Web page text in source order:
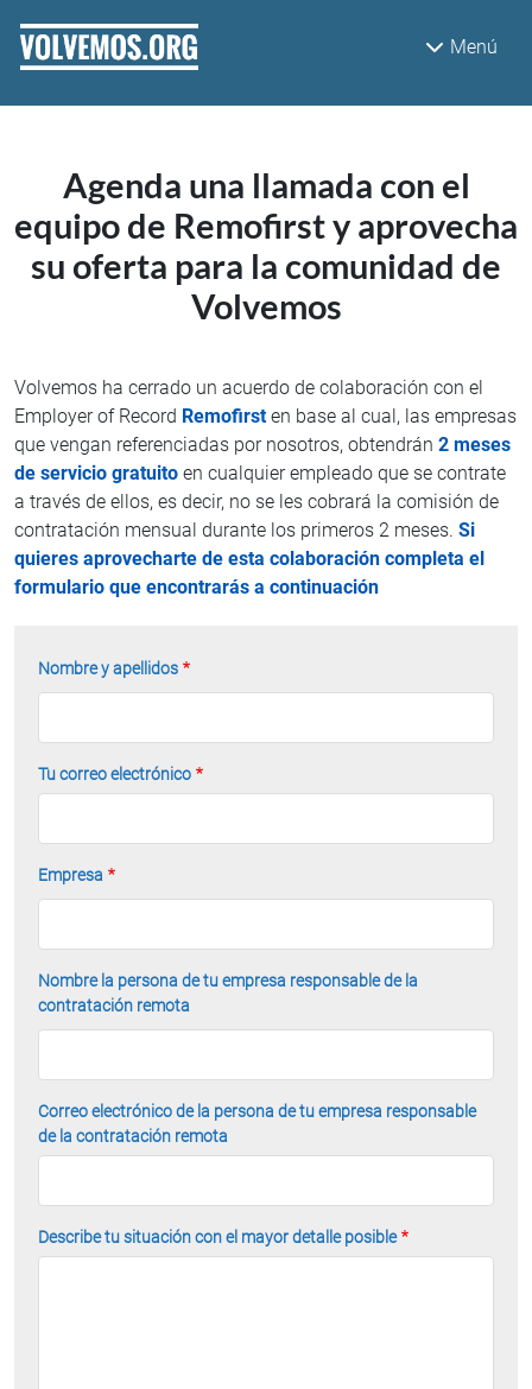
Menú
Agenda una llamada con el
equipo de Remofirst y aprovecha
su oferta para la comunidad de
Volvemos
Volvemos ha cerrado un acuerdo de colaboración con el
Employer of Record Remofirsten base al cual, las empresas
que vengan referenciadas por nosotros, obtendrán 2 meses
de servicio gratuito en cualquier empleado que se contrate
a través de ellos, es decir, no se les cobrará la comisión de
contratación mensual durante los primeros 2 meses. Si
quieres aprovecharte de esta colaboración completa el
formulario que encontrarás a continuación
Nombre y apellidos
Tu correo electrónico
Empresa
Nombre la persona de tu empresa responsable de la
contratación remota
Correo electrónico de la persona de tu empresa responsable
de la contratación remota
Describe tu situación con el mayor detalle posible